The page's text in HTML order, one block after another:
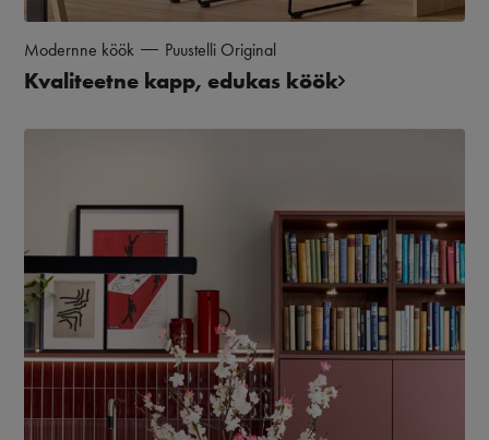
Modernne köök Puustelli Original
Kvaliteetne kapp, edukas köök